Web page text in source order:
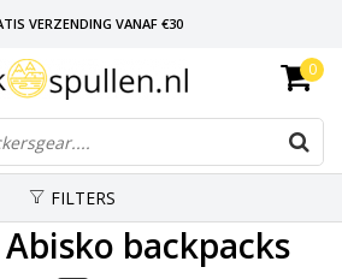
VERZENDING VANAF €30
VOOR BACKPACKEN!
DAGEN GRATIS RETOUR
0
FILTERS
backpacks